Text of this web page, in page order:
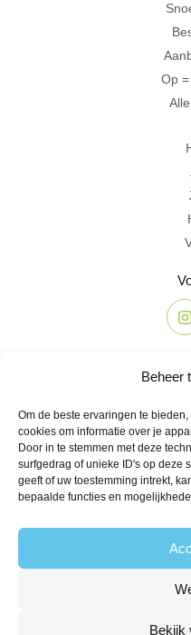
Beheer
Om de beste ervaringen te
cookies om informatie over je
Door in te stemmen met deze
surfgedrag of unieke ID's op deze
geeft of uw toestemming intrekt,
bepaalde functies en
Bekijk
Op
Langestraat
© 2026 Alle rechten